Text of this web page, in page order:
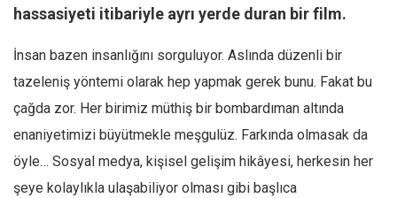
Barış Tarımcıoğlu
Yusuf Armağan
Leyla Şerif Emin
Selçuk Türkyılmaz
Mehmet Ali Tekin
hassasiyeti itibariyle ayrı yerde duran bir film.
İnsan bazen insanlığını sorguluyor. Aslında düzenli bir
tazeleniş yöntemi olarak hep yapmak gerek bunu. Fakat bu
çağda zor. Her birimiz müthiş bir bombardıman altında
enaniyetimizi büyütmekle meşgulüz. Farkında olmasak da
öyle… Sosyal medya, kişisel gelişim hikâyesi, herkesin her
şeye kolaylıkla ulaşabiliyor olması gibi başlıca